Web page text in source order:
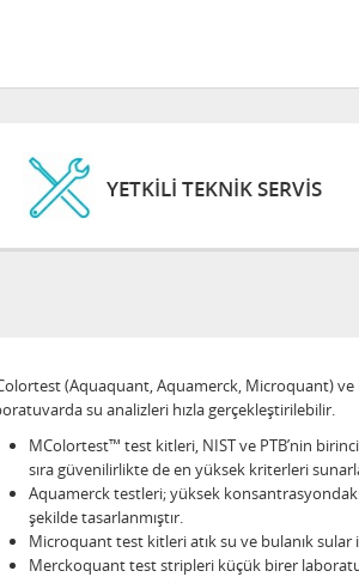
YETKİLİ TEKNİK SERVİS
(Aquaquant, Aquamerck, Microquant) ve
su analizleri hızla gerçekleştirilebilir.
MColortest™ test kitleri, NIST ve PTB’nin
sıra güvenilirlikte de en yüksek kriterleri
Aquamerck testleri; yüksek
şekilde tasarlanmıştır.
Microquant test kitleri atık su ve bulanık
Merckoquant test stripleri küçük birer